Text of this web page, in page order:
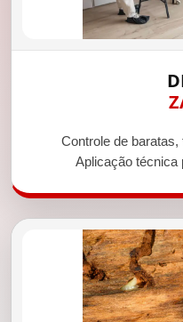
Controle de
Aplicação técnica